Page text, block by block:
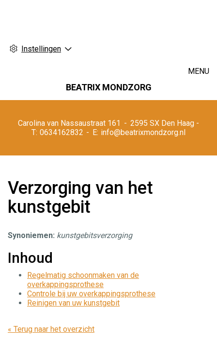
Instellingen
BEATRIX MONDZORG
Hoofdmenu
MENU
Carolina van Nassaustraat 161 2595 SX Den Haag
0634162832
info@beatrixmondzorg.nl
Verzorging van het
kunstgebit
Synoniemen: kunstgebitsverzorging
Inhoud
Regelmatig schoonmaken van de
overkappingsprothese
Controle bij uw overkappingsprothese
Reinigen van uw kunstgebit
« Terug naar het overzicht